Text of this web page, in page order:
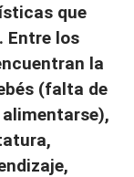
que
Entre los
la
(falta de